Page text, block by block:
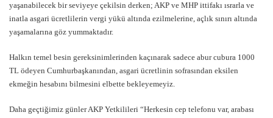
yaşanabilecek bir seviyeye çekilsin derken; AKP ve MHP ittifakı ısrarla ve
inatla asgari ücretlilerin vergi yükü altında ezilmelerine, açlık sınırı altında
yaşamalarına göz yummaktadır.
Halkın temel besin gereksinimlerinden kaçınarak sadece abur cubura 1000
TL ödeyen Cumhurbaşkanından, asgari ücretlinin sofrasından eksilen
ekmeğin hesabını bilmesini elbette bekleyemeyiz.
Daha geçtiğimiz günler AKP Yetkilileri “Herkesin cep telefonu var, arabası